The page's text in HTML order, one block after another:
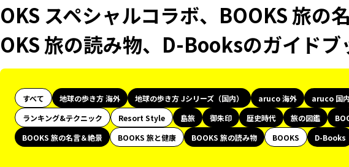
OKS スペシャルコラボ、BOOKS 旅の
OKS 旅の読み物、D-Booksのガイドブ
すべて 地球の歩き方 海外 地球の歩き方 Jシリーズ（国内） aruco 海外 aruco 国内
ランキング&テクニック
Resort Style 島旅 御朱印 歴史時代 旅の図鑑
BOOKS 旅の名言＆絶景
BOOKS 旅と健康 BOOKS 旅の読み物 BOOKS
D-Books